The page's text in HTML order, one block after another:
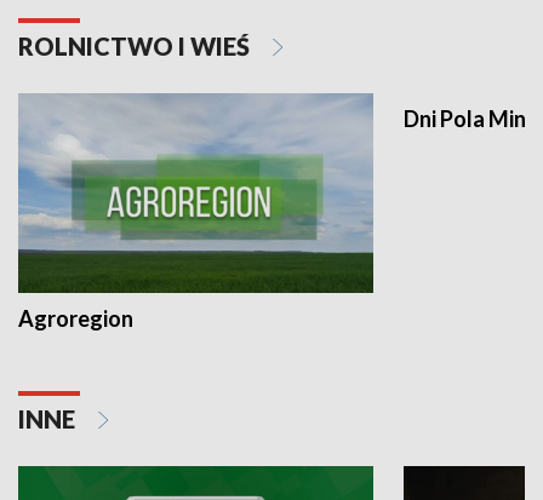
ROLNICTWO I WIEŚ
Agroregion
Dni Pola
INNE